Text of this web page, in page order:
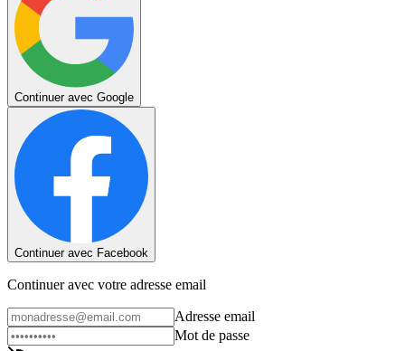
Continuer avec Google
Continuer avec Facebook
Continuer avec votre adresse email
Adresse email
Mot de passe